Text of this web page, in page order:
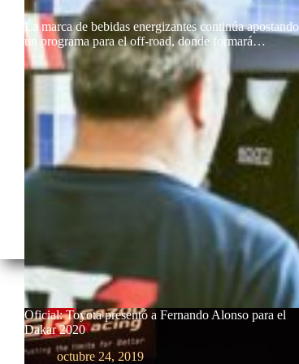
La marca de bebidas energizantes continúa
un programa para el off-road, donde formará…
Oficial: Toyota presentó a Fernando Alonso para el
Dakar 2020
octubre 24, 2019